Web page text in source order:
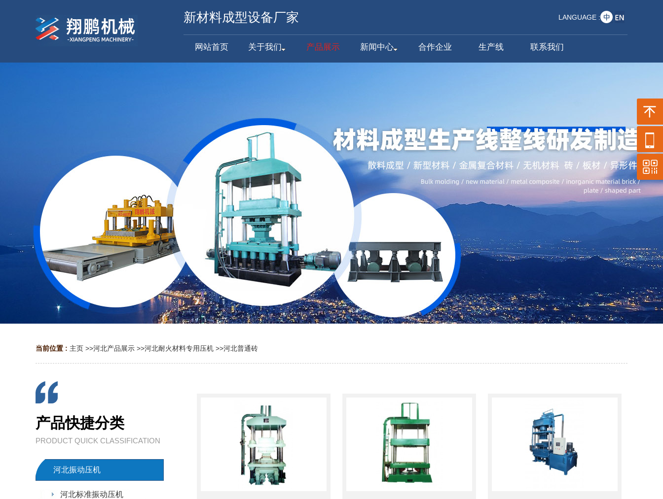
新材料成型设备厂家 LANGUAGE :
网站首页 关于我们 产品展示 新闻中心 合作企业 生产线 联系我们
当前位置 : 主页 >>河北产品展示 >>河北耐火材料专用压机 >>河北普通砖
产品快捷分类
PRODUCT QUICK CLASSIFICATION
河北振动压机
河北标准振动压机